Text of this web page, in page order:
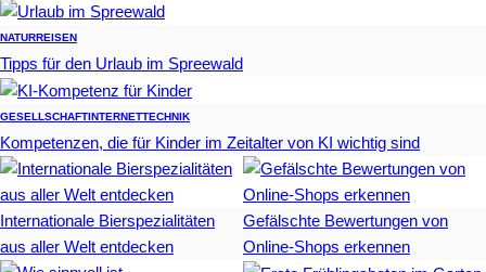
NATURREISEN
Tipps für den Urlaub im Spreewald
GESELLSCHAFTINTERNETTECHNIK
Kompetenzen, die für Kinder im Zeitalter von KI wichtig sind
Internationale Bierspezialitäten
aus aller Welt entdecken
Gefälschte Bewertungen von
Online-Shops erkennen